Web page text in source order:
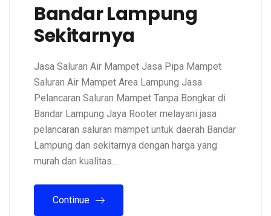
Bandar Lampung
Sekitarnya
Jasa Saluran Air Mampet Jasa Pipa Mampet
Saluran Air Mampet Area Lampung Jasa
Pelancaran Saluran Mampet Tanpa Bongkar di
Bandar Lampung Jaya Rooter melayani jasa
pelancaran saluran mampet untuk daerah Bandar
Lampung dan sekitarnya dengan harga yang
murah dan kualitas…
Continue